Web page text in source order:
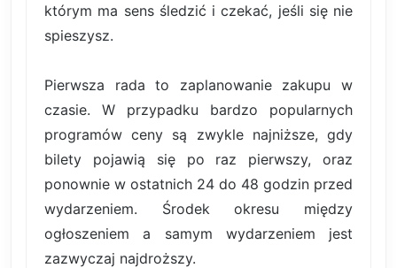
którym ma sens śledzić i czekać, jeśli się nie
spieszysz.
Pierwsza rada to zaplanowanie zakupu w
czasie. W przypadku bardzo popularnych
programów ceny są zwykle najniższe, gdy
bilety pojawią się po raz pierwszy, oraz
ponownie w ostatnich 24 do 48 godzin przed
wydarzeniem. Środek okresu między
ogłoszeniem a samym wydarzeniem jest
zazwyczaj najdroższy.